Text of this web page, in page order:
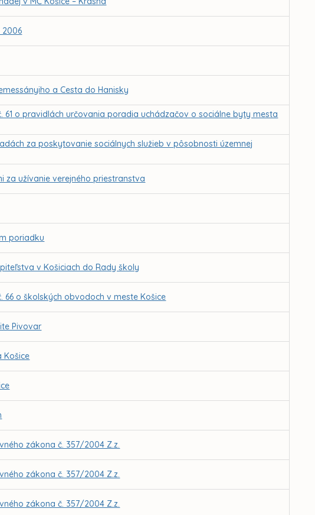
2006
a Cesta do Hanisky
61 o pravidlách určovania poradia uchádzačov o sociálne byty mesta
za poskytovanie sociálnych služieb v pôsobnosti územnej
za užívanie verejného priestranstva
poriadku
v Košiciach do Rady školy
66 o školských obvodoch v meste Košice
Pivovar
Košice
zákona č. 357/2004 Z.z.
zákona č. 357/2004 Z.z.
zákona č. 357/2004 Z.z.